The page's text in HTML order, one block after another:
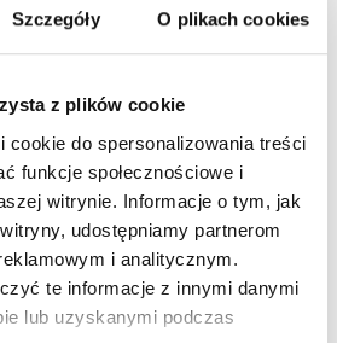
Szczegóły O plikach cookies
z plików cookie
cookie do spersonalizowania treści
funkcje społecznościowe i
witrynie. Informacje o tym, jak
udostępniamy partnerom
i analitycznym.
te informacje z innymi danymi
lub uzyskanymi podczas
Do koszyka